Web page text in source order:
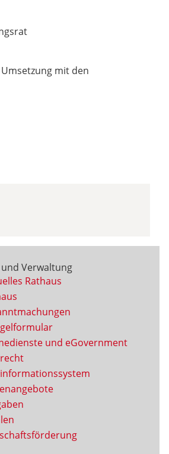
mit den
Verwaltung
Rathaus
und eGovernment